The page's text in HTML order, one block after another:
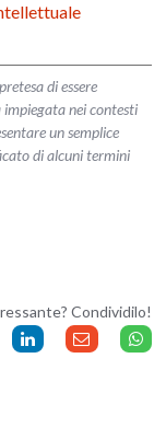
di essere
impiegata nei contesti
un semplice
di alcuni termini
Condividilo!